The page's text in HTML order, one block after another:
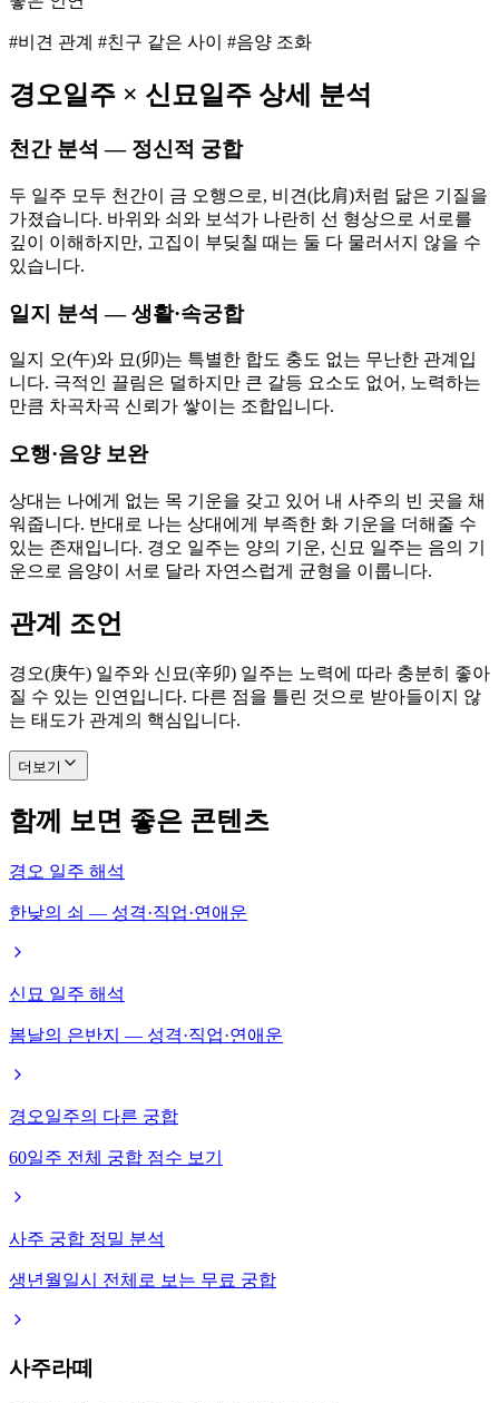
#비견 관계 #친구 같은 사이 #음양 조화
경오일주 × 신묘일주 상세 분석
천간 분석 — 정신적 궁합
두 일주 모두 천간이 금 오행으로, 비견(比肩)처럼 닮은 기질을
가졌습니다. 바위와 쇠와 보석가 나란히 선 형상으로 서로를
깊이 이해하지만, 고집이 부딪칠 때는 둘 다 물러서지 않을 수
있습니다.
일지 분석 — 생활·속궁합
일지 오(午)와 묘(卯)는 특별한 합도 충도 없는 무난한 관계입
니다. 극적인 끌림은 덜하지만 큰 갈등 요소도 없어, 노력하는
만큼 차곡차곡 신뢰가 쌓이는 조합입니다.
오행·음양 보완
상대는 나에게 없는 목 기운을 갖고 있어 내 사주의 빈 곳을 채
워줍니다. 반대로 나는 상대에게 부족한 화 기운을 더해줄 수
있는 존재입니다. 경오 일주는 양의 기운, 신묘 일주는 음의 기
운으로 음양이 서로 달라 자연스럽게 균형을 이룹니다.
관계 조언
경오(庚午) 일주와 신묘(辛卯) 일주는 노력에 따라 충분히 좋아
질 수 있는 인연입니다. 다른 점을 틀린 것으로 받아들이지 않
는 태도가 관계의 핵심입니다.
더보기
함께 보면 좋은 콘텐츠
경오 일주 해석
한낮의 쇠 — 성격·직업·연애운
신묘 일주 해석
봄날의 은반지 — 성격·직업·연애운
경오일주의 다른 궁합
60일주 전체 궁합 점수 보기
사주 궁합 정밀 분석
생년월일시 전체로 보는 무료 궁합
사주라떼